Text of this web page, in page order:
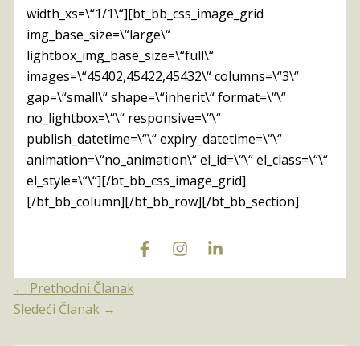
width_xs=\“1/1\“][bt_bb_css_image_grid
img_base_size=\“large\“
lightbox_img_base_size=\“full\“
images=\“45402,45422,45432\“ columns=\“3\“
gap=\“small\“ shape=\“inherit\“ format=\“\“
no_lightbox=\“\“ responsive=\“\“
publish_datetime=\“\“ expiry_datetime=\“\“
animation=\“no_animation\“ el_id=\“\“ el_class=\“\“
el_style=\“\“][/bt_bb_css_image_grid]
[/bt_bb_column][/bt_bb_row][/bt_bb_section]
← Prethodni Članak
Sledeći Članak →